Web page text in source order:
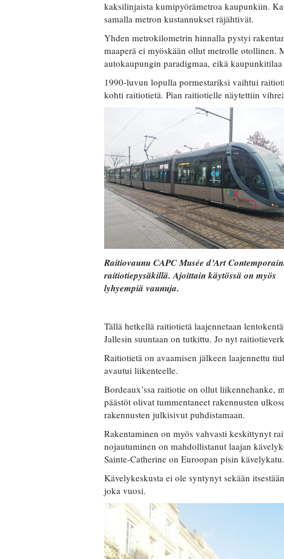
kaksilinjaista kumipyörämetroa kaupunkiin.
samalla metron kustannukset räjähtivät.
Yhden metrokilometrin hinnalla pystyi
maaperä ei myöskään ollut metrolle otollinen.
autokaupungin paradigmaa, eikä
1990-luvun lopulla pormestariksi vaihtui
kohti raitiotietä. Pian raitiotielle näytettiin
Raitiovaunu CAPC Musée d’Art
raitiotiepysäkillä. Ajoittain käytössä on myös
lyhyempiä vaunuja.
Tällä hetkellä raitiotietä laajennetaan
Jallesin suuntaan on tutkittu. Jo nyt
Raitiotietä on avaamisen jälkeen laajennettu
avautui liikenteelle.
Bordeaux’ssa raitiotie on ollut liikennehanke,
päästöt olivat tummentaneet rakennusten
rakennusten julkisivut puhdistamaan.
Rakentaminen on myös vahvasti keskittynyt
nojautuminen on mahdollistanut laajan
Sainte-Catherine on Euroopan pisin kävelykatu.
Kävelykeskusta ei ole syntynyt sekään
joka vuosi.